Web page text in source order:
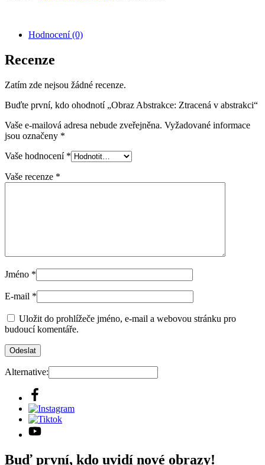
Hodnocení (0)
Recenze
Zatím zde nejsou žádné recenze.
Buďte první, kdo ohodnotí „Obraz Abstrakce: Ztracená v abstrakci“
Vaše e-mailová adresa nebude zveřejněna. Vyžadované informace
jsou označeny *
Vaše hodnocení *
Vaše recenze *
Jméno *
E-mail *
Uložit do prohlížeče jméno, e-mail a webovou stránku pro
budoucí komentáře.
Alternative:
Buď první, kdo uvidí nové obrazy!